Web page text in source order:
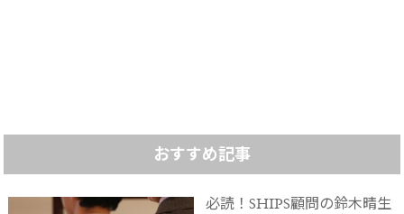
おすすめ記事
必読！SHIPS顧問の鈴木晴生